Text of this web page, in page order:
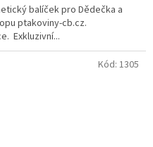
balíček pro Dědečka a
ptakoviny-cb.cz.
Exkluzivní...
Kód: 1305